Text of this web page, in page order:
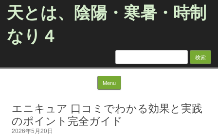
天とは、陰陽・寒暑・時制
なり４
検
Menu Skip to content
エニキュア 口コミでわかる効果と実践
のポイント完全ガイド
2026年5月20日